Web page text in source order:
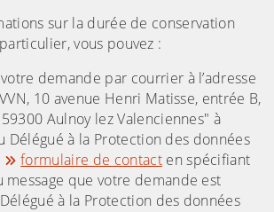
sur la durée de conservation
vous pouvez :
demande par courrier à l’adresse
10 avenue Henri Matisse, entrée B,
Aulnoy lez Valenciennes" à
Délégué à la Protection des données
formulaire de contacten spécifiant
message que votre demande est
à la Protection des données